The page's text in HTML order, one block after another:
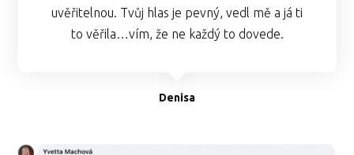
uvěřitelnou. Tvůj hlas je pevný, vedl mě a já ti
to věřila…vím, že ne každý to dovede.
Denisa